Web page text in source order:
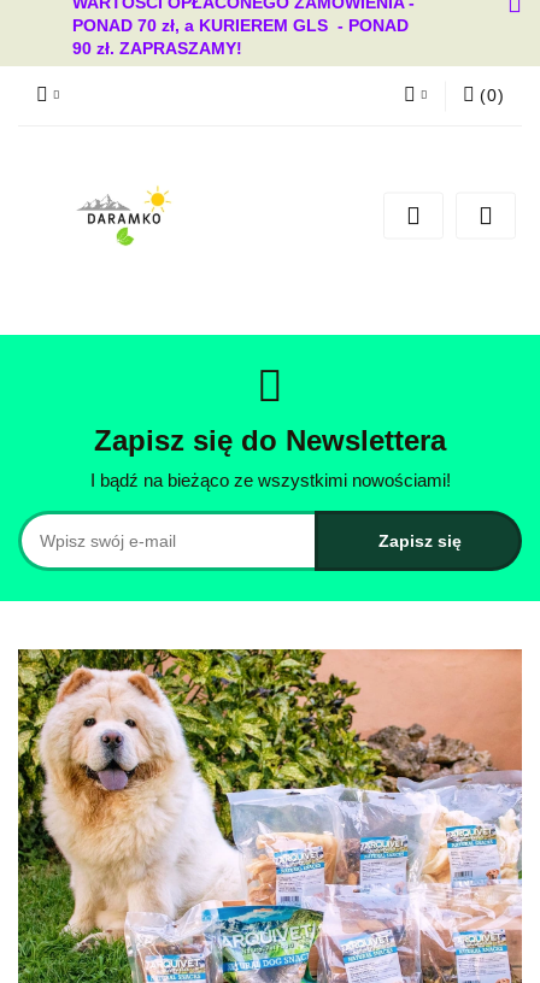
PONAD 70 zł, a KURIEREM GLS - PONAD
90 zł. ZAPRASZAMY!
Dodaj zgłoszenie
(0)
Zapisz się do Newslettera
I bądź na bieżąco ze wszystkimi nowościami!